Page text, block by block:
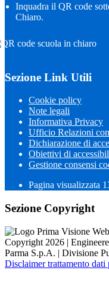
Inquadra il QR code
Chiaro.
Sezione Link Utili
Cookie policy
Note legali
Informativa Privacy
Ufficio Relazioni
Dichiarazione di
Obiettivi di
Gestione consensi
Pagina visualizzata
Sezione Copyright
Copyright 2026 |
Parma S.p.A. | Divisione
Disclaimer trattamento dati